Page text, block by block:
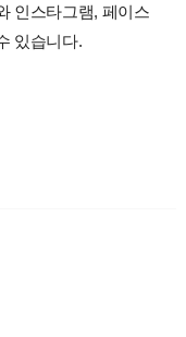
인스타그램, 페이스
있습니다.